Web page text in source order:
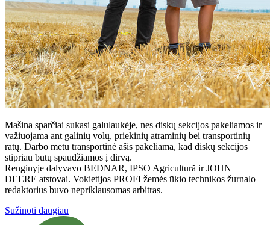
Mašina sparčiai sukasi galulaukėje, nes diskų sekcijos pakeliamos ir
važiuojama ant galinių volų, priekinių atraminių bei transportinių
ratų. Darbo metu transportinė ašis pakeliama, kad diskų sekcijos
stipriau būtų spaudžiamos į dirvą.
Renginyje dalyvavo BEDNAR, IPSO Agricultură ir JOHN
DEERE atstovai. Vokietijos PROFI žemės ūkio technikos žurnalo
redaktorius buvo nepriklausomas arbitras.
Sužinoti daugiau